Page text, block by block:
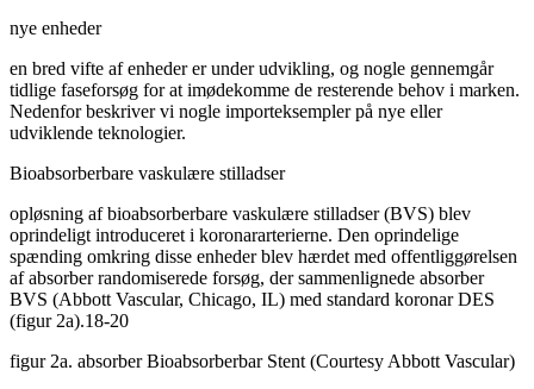
nye enheder
en bred vifte af enheder er under udvikling, og nogle gennemgår
tidlige faseforsøg for at imødekomme de resterende behov i marken.
Nedenfor beskriver vi nogle importeksempler på nye eller
udviklende teknologier.
Bioabsorberbare vaskulære stilladser
opløsning af bioabsorberbare vaskulære stilladser (BVS) blev
oprindeligt introduceret i koronararterierne. Den oprindelige
spænding omkring disse enheder blev hærdet med offentliggørelsen
af absorber randomiserede forsøg, der sammenlignede absorber
BVS (Abbott Vascular, Chicago, IL) med standard koronar DES
(figur 2a).18-20
figur 2a. absorber Bioabsorberbar Stent (Courtesy Abbott Vascular)